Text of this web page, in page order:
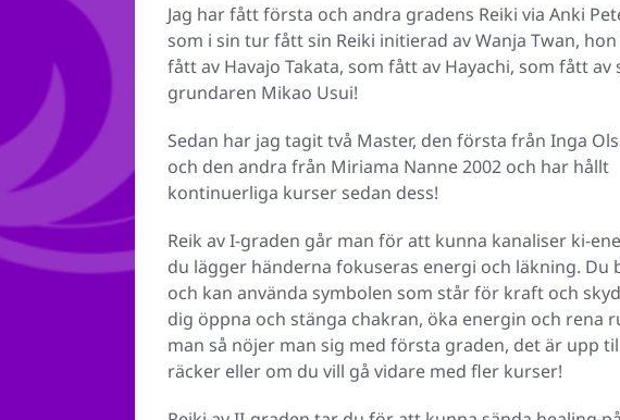
Jag har fått första och andra gradens Reiki via Anki
som i sin tur fått sin Reiki initierad av Wanja Twan,
fått av Havajo Takata, som fått av Hayachi, som fått av
grundaren Mikao Usui!
Sedan har jag tagit två Master, den första från Inga
och den andra från Miriama Nanne 2002 och har hållt
kontinuerliga kurser sedan dess!
Reik av I-graden går man för att kunna kanaliser ki-
du lägger händerna fokuseras energi och läkning. Du
och kan använda symbolen som står för kraft och
dig öppna och stänga chakran, öka energin och rena
man så nöjer man sig med första graden, det är upp
räcker eller om du vill gå vidare med fler kurser!